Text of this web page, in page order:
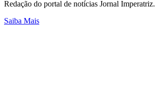
Redação do portal de notícias Jornal Imperatriz.
Saiba Mais